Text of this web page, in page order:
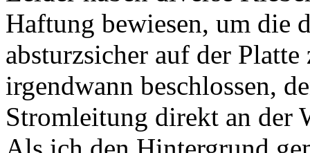
Haftung bewiesen, um die
absturzsicher auf der
irgendwann beschlossen,
Stromleitung direkt an der